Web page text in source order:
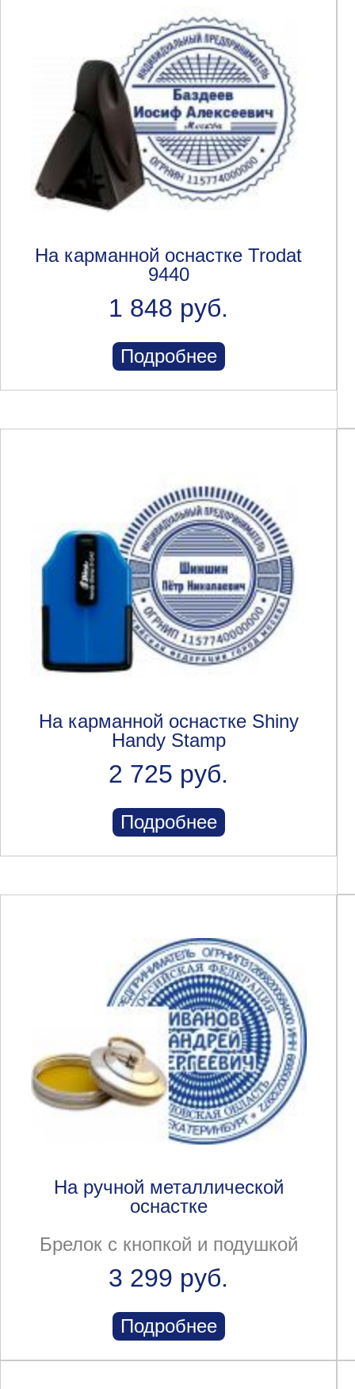
На карманной оснастке Trodat
9440
1 848 руб.
Подробнее
На карманной оснастке Shiny
Handy Stamp
2 725 руб.
Подробнее
На ручной металлической
оснастке
Брелок с кнопкой и подушкой
3 299 руб.
Подробнее